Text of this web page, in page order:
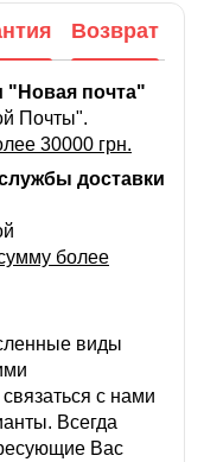
Возврат
"Новая почта"
Почты".
30000 грн.
доставки
более
виды
с нами
Всегда
Вас